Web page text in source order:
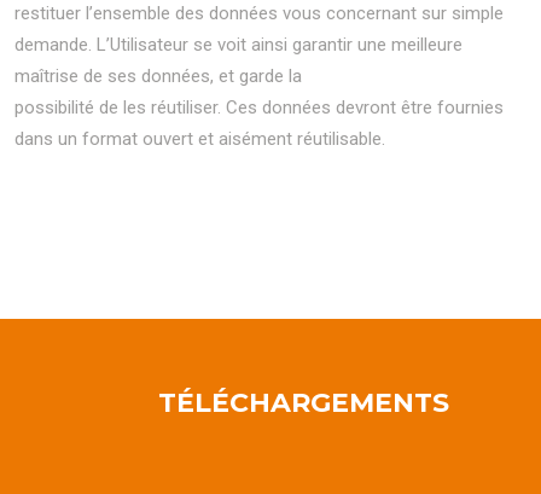
restituer l’ensemble des données vous concernant sur simple
demande. L’Utilisateur se voit ainsi garantir une meilleure
maîtrise de ses données, et garde la
possibilité de les réutiliser. Ces données devront être fournies
dans un format ouvert et aisément réutilisable.
TÉLÉCHARGEMENTS